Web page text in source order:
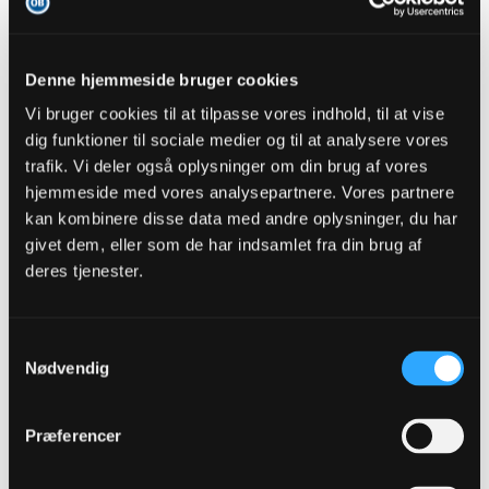
Denne hjemmeside bruger cookies
Vi bruger cookies til at tilpasse vores indhold, til at vise
dig funktioner til sociale medier og til at analysere vores
trafik. Vi deler også oplysninger om din brug af vores
hjemmeside med vores analysepartnere. Vores partnere
kan kombinere disse data med andre oplysninger, du har
givet dem, eller som de har indsamlet fra din brug af
deres tjenester.
Nødvendig
Præferencer
Senior Member
Oprettet: Dec 2015 Indlæg: 7872
29-05-2024, 16:41
Ser frem til 2 kampe, OB-Esbjerg og Esbjerg-OB, og så kan
der potentielt blive en pokalkamp eller to. Tænker jeg skaffer
de par billetter på dagen, sæsonkortet skal i 499 kr såfremt
det skal være aktuelt.
Senior Member